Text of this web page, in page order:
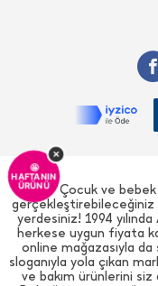
🤩
HAFTANIN
ÜRÜNÜ
×
Çocuk ve bebek
yerdesiniz! 1994
herkese uygun fiyata
online mağazasıyla
sloganıyla yola çıkan
ve bakım ürünlerini